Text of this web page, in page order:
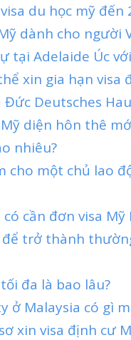
du học mỹ đến
dành cho
tại Adelaide Úc
xin gia hạn visa
Deutsches
diện hôn thê
nhiêu?
cho một chủ lao
cần đơn visa Mỹ
để trở thành
đa là bao lâu?
ở Malaysia có gì
xin visa định cư